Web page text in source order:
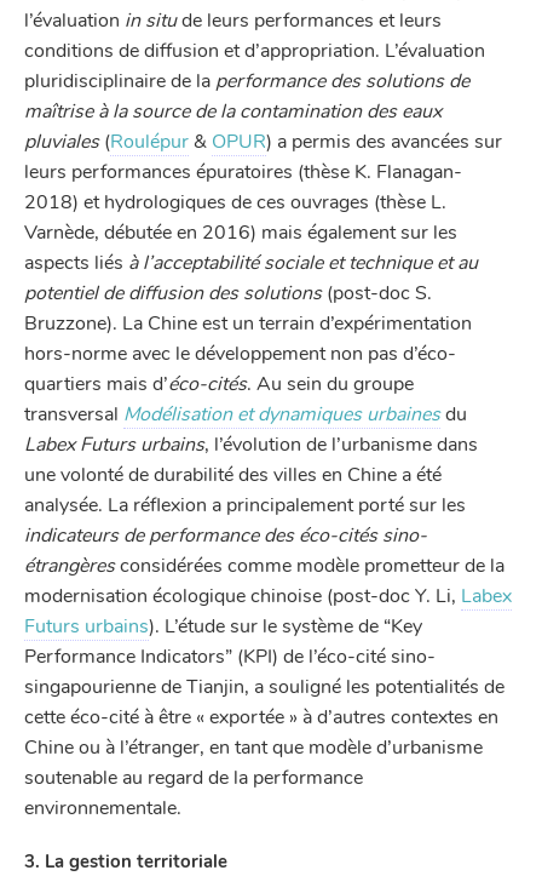
l’évaluation in situde leurs performances et leurs
conditions de diffusion et d’appropriation. L’évaluation
pluridisciplinaire de la performance des solutions de
maîtrise à la source de la contamination des eaux
pluviales(Roulépur& OPUR) a permis des avancées sur
leurs performances épuratoires (thèse K. Flanagan-
2018) et hydrologiques de ces ouvrages (thèse L.
Varnède, débutée en 2016) mais également sur les
aspects liés à l’acceptabilité sociale et technique et au
potentiel de diffusion des solutions(post-doc S.
Bruzzone). La Chine est un terrain d’expérimentation
hors-norme avec le développement non pas d’éco-
quartiers mais d’éco-cités. Au sein du groupe
transversal Modélisation et dynamiques urbainesdu
Labex Futurs urbains, l’évolution de l’urbanisme dans
une volonté de durabilité des villes en Chine a été
analysée. La réflexion a principalement porté sur les
indicateurs de performance des éco-cités sino-
étrangèresconsidérées comme modèle prometteur de la
modernisation écologique chinoise (post-doc Y. Li, Labex
Futurs urbains). L’étude sur le système de “Key
Performance Indicators” (KPI) de l’éco-cité sino-
singapourienne de Tianjin, a souligné les potentialités de
cette éco-cité à être « exportée » à d’autres contextes en
Chine ou à l’étranger, en tant que modèle d’urbanisme
soutenable au regard de la performance
environnementale.
3. La gestion territoriale